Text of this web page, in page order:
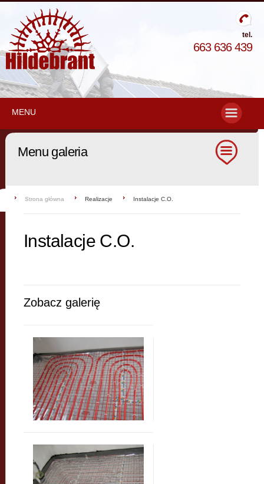
tel.
663 636 439
MENU
Menu galeria
Strona główna Realizacje Instalacje C.O.
Instalacje C.O.
Zobacz galerię